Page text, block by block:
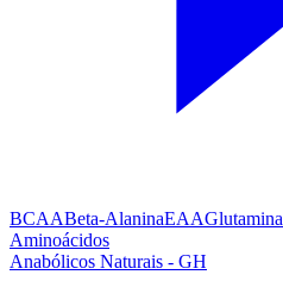
BCAABeta-AlaninaEAAGlutamina
Aminoácidos
Anabólicos Naturais - GH